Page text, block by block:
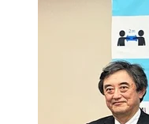
業種別
お客様